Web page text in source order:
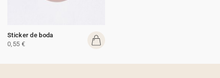
Sticker de boda
0,55 €